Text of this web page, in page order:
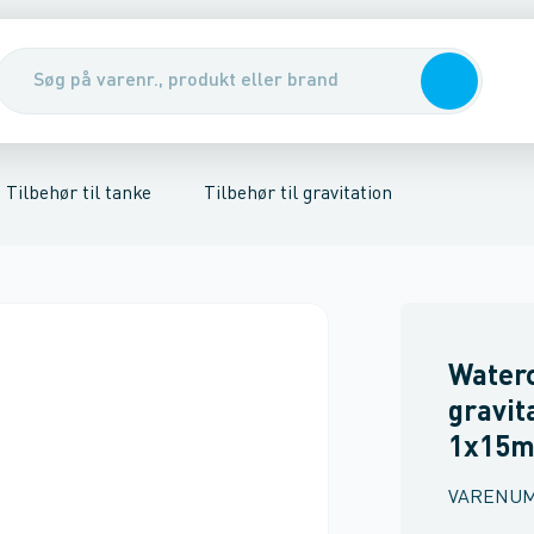
& udskillerePumper, pumpebrønde & ventiler
Tilbehør til tanke Tilbehør til gravitation
til samletankeTilbehør til regnvandstanke